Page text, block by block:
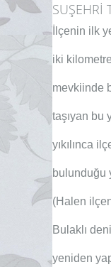
SUŞEHRİ
lçenin ilk
iki
mevkiinde
taşıyan bu
yıkılınca
bulunduğu
(Halen
Bulaklı
yeniden